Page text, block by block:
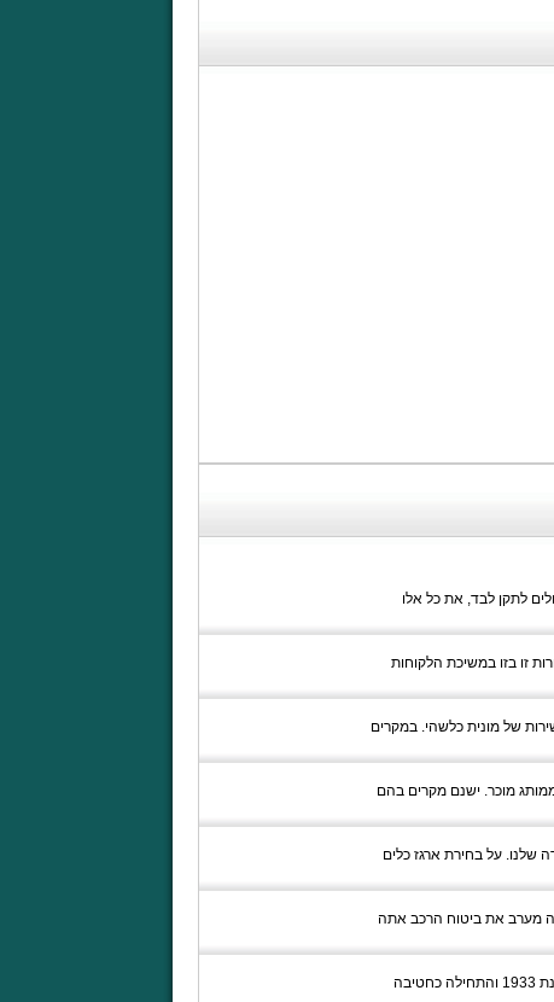
שאתם לא יכולים לתקן לבד, את כל אלו
זו בזו במשיכת הלקוחות
של מונית כלשהי. במקרים
מוכר. ישנם מקרים בהם
שלנו. על בחירת ארגז כלים
מערב את ביטוח הרכב אתה
חברת טויוטה היא יצרנית הרכב השנייה בגודלה בעולם ומעסיקה מעל 260 אלף עובדים ברכבי העולם. טויוטה הוקמה בשנת 1933 והתחילה כחטיבה